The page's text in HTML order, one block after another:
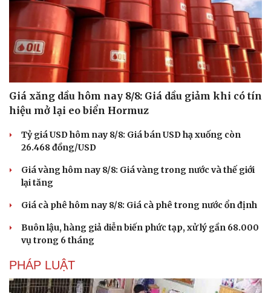
Doanh nghiệp
Thông tin doanh nghiệp
Doanh nghiệp 24h
Doanh nhân
Vì cộng đồng
Công nghệ
Sành điệu
Tin Công nghệ
Trải nghiệm
Chuyển đổi số
Giá xăng dầu hôm nay 8/8: Giá dầu giảm khi có tín
hiệu mở lại eo biển Hormuz
Tỷ giá USD hôm nay 8/8: Giá bán USD hạ xuống còn
26.468 đồng/USD
Giá vàng hôm nay 8/8: Giá vàng trong nước và thế giới
lại tăng
Giá cà phê hôm nay 8/8: Giá cà phê trong nước ổn định
Buôn lậu, hàng giả diễn biến phức tạp, xử lý gần 68.000
vụ trong 6 tháng
PHÁP LUẬT